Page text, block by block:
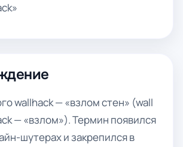
wallhack — «взлом стен» (wall
— «взлом»). Термин появился
шутерах и закрепился в